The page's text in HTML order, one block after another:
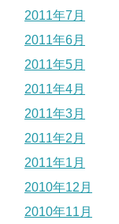
2011年7月
2011年6月
2011年5月
2011年4月
2011年3月
2011年2月
2011年1月
2010年12月
2010年11月